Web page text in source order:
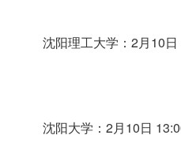
沈阳理工大学：2月10日
沈阳大学：2月10日